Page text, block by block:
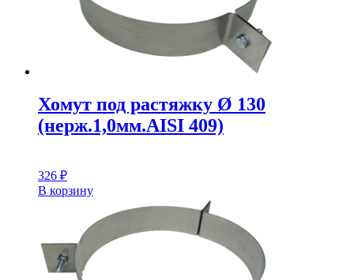
Хомут под растяжку Ø 130
(нерж.1,0мм.AISI 409)
326 ₽
В корзину